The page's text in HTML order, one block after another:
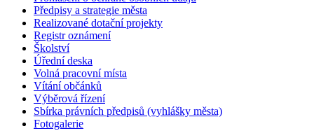
Předpisy a strategie města
Realizované dotační projekty
Registr oznámení
Školství
Úřední deska
Volná pracovní místa
Vítání občánků
Výběrová řízení
Sbírka právních předpisů (vyhlášky města)
Fotogalerie